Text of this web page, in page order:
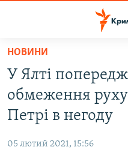
Перейти
основного
матеріалу
Перейти
до
основної
ВОДА.КРИМ
ВІДЕО ТА ФОТО
БЛОГИ
НОВИНИ
У Ялті
обмеження
Петрі в негоду
05 лютий 2021, 15:56